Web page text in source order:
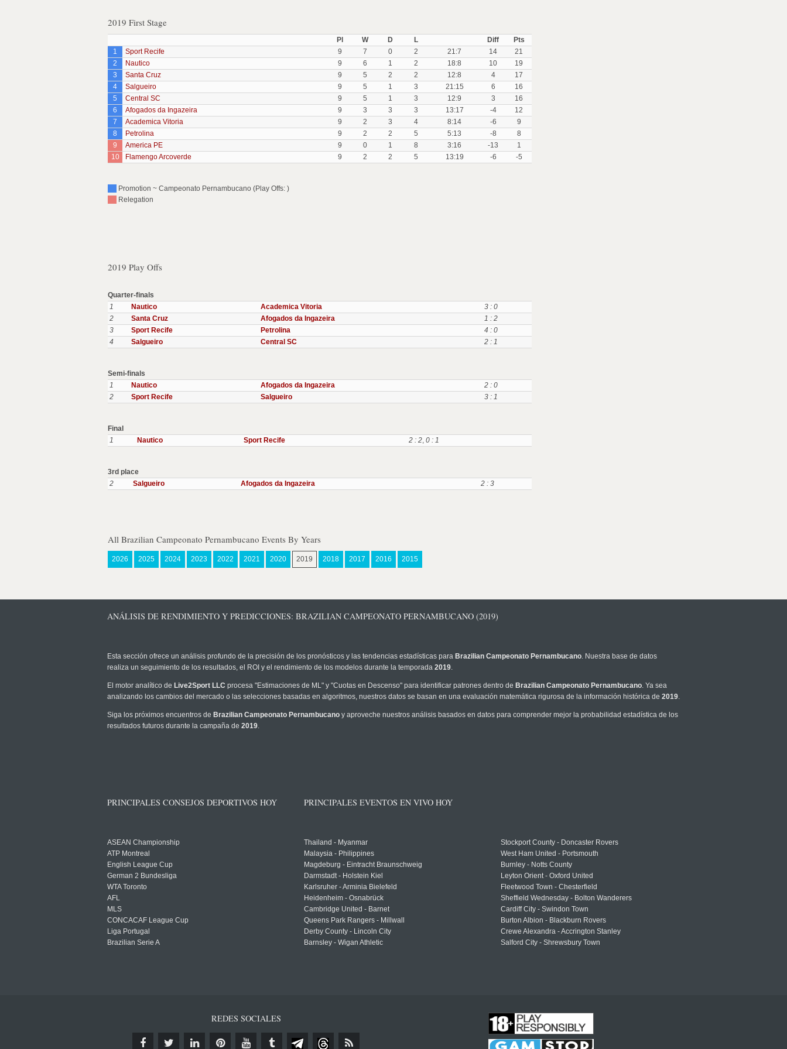
2019 First Stage
Pl W D L Diff
Pts
1
Sport Recife 9 7 0 2 21:7 14
21
2
Nautico 9 6 1 2 18:8 10
19
3
Santa Cruz 9 5 2 2 12:8 4
17
4
Salgueiro 9 5 1 3 21:15 6
16
5
Central SC 9 5 1 3 12:9 3
16
6
Afogados da Ingazeira 9 3 3 3 13:17 -4
12
7
Academica Vitoria 9 2 3 4 8:14 -6
9
8
Petrolina 9 2 2 5 5:13 -8
8
9
America PE 9 0 1 8 3:16 -13
1
10
Flamengo Arcoverde 9 2 2 5 13:19 -6 -5
Promotion ~ Campeonato Pernambucano (Play Offs: )
Relegation
2019 Play Offs
Quarter-finals
1
Nautico Academica Vitoria
3 : 0
2
Santa Cruz Afogados da Ingazeira
1 : 2
3
Sport Recife Petrolina
4 : 0
4
Salgueiro Central SC 2 : 1
Semi-finals
1
Nautico Afogados da Ingazeira
2 : 0
2
Sport Recife Salgueiro 3 : 1
Final
1
Nautico Sport Recife 2 : 2, 0 : 1
3rd place
2
Salgueiro Afogados da Ingazeira 2 : 3
All Brazilian Campeonato Pernambucano Events By Years
2026 2025 2024 2023 2022 2021 2020 2019 2018 2017 2016 2015
ANÁLISIS DE RENDIMIENTO Y PREDICCIONES: BRAZILIAN CAMPEONATO PERNAMBUCANO (2019)
Esta sección ofrece un análisis profundo de la precisión de los pronósticos y las tendencias estadísticas para Brazilian Campeonato Pernambucano. Nuestra base de datos
realiza un seguimiento de los resultados, el ROI y el rendimiento de los modelos durante la temporada 2019.
El motor analítico de Live2Sport LLC procesa "Estimaciones de ML" y "Cuotas en Descenso" para identificar patrones dentro de Brazilian Campeonato Pernambucano. Ya sea
analizando los cambios del mercado o las selecciones basadas en algoritmos, nuestros datos se basan en una evaluación matemática rigurosa de la información histórica de 2019.
Siga los próximos encuentros de Brazilian Campeonato Pernambucano y aproveche nuestros análisis basados en datos para comprender mejor la probabilidad estadística de los
resultados futuros durante la campaña de 2019.
PRINCIPALES CONSEJOS DEPORTIVOS HOY
ASEAN Championship
ATP Montreal
English League Cup
German 2 Bundesliga
WTA Toronto
AFL
MLS
CONCACAF League Cup
Liga Portugal
Brazilian Serie A
PRINCIPALES EVENTOS EN VIVO HOY
Thailand - Myanmar
Malaysia - Philippines
Magdeburg - Eintracht Braunschweig
Darmstadt - Holstein Kiel
Karlsruher - Arminia Bielefeld
Heidenheim - Osnabrück
Cambridge United - Barnet
Queens Park Rangers - Millwall
Derby County - Lincoln City
Barnsley - Wigan Athletic
Stockport County - Doncaster Rovers
West Ham United - Portsmouth
Burnley - Notts County
Leyton Orient - Oxford United
Fleetwood Town - Chesterfield
Sheffield Wednesday - Bolton Wanderers
Cardiff City - Swindon Town
Burton Albion - Blackburn Rovers
Crewe Alexandra - Accrington Stanley
Salford City - Shrewsbury Town
REDES SOCIALES